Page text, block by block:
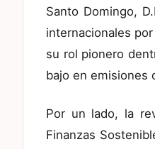
Santo Domingo,
internacionales
su rol pionero
bajo en emisiones
Por un lado, la
Finanzas